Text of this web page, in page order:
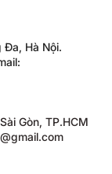
Hà Nội.
Gòn, TP.HCM